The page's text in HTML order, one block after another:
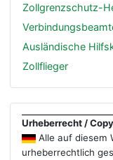
Zollgrenzschutz-
Ausländische
Zollflieger
Urheberrecht /
Alle auf diesem
urheberrechtlich